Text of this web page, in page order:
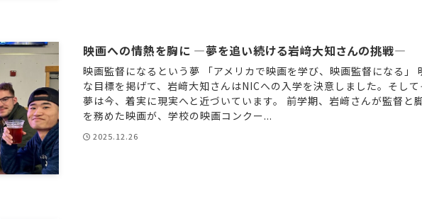
映画への情熱を胸に ―夢を追い続ける岩﨑大知さんの挑戦―
映画監督になるという夢 「アメリカで映画を学び、映画監督になる」
な目標を掲げて、岩﨑大知さんはNICへの入学を決意しました。そして
夢は今、着実に現実へと近づいています。 前学期、岩﨑さんが監督と
を務めた映画が、学校の映画コンクー...
2025.12.26